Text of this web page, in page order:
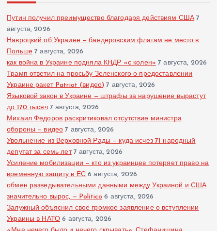
Путин получил преимущество благодаря действиям США 7
августа, 2026
Навроцкий об Украине — бандеровским флагам не место в
Польше 7 августа, 2026
как война в Украине подняла КНДР «с колен» 7 августа, 2026
Трамп ответил на просьбу Зеленского о предоставлении
Украине ракет Patriot (видео) 7 августа, 2026
Языковой закон в Украине — штрафы за нарушение вырастут
до 170 тысяч 7 августа, 2026
Михаил Федоров раскритиковал отсутствие министра
обороны — видео 7 августа, 2026
Увольнение из Верховной Рады — куда исчез 71 народный
депутат за семь лет 7 августа, 2026
Усиление мобилизации — кто из украинцев потеряет право на
временную защиту в ЕС 6 августа, 2026
обмен разведывательными данными между Украиной и США
значительно вырос, — Politico 6 августа, 2026
Залужный объяснил свое громкое заявление о вступлении
Украины в НАТО 6 августа, 2026